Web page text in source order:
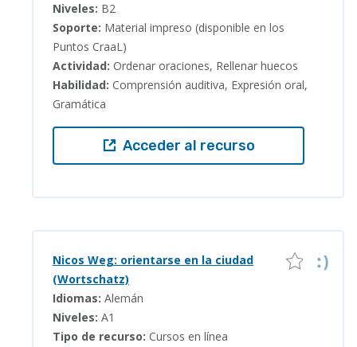
Niveles: B2
Soporte: Material impreso (disponible en los
Puntos CraaL)
Actividad: Ordenar oraciones, Rellenar huecos
Habilidad: Comprensión auditiva, Expresión oral,
Gramática
Acceder al recurso
Nicos Weg: orientarse en la ciudad
(Wortschatz)
Idiomas: Alemán
Niveles: A1
Tipo de recurso: Cursos en línea